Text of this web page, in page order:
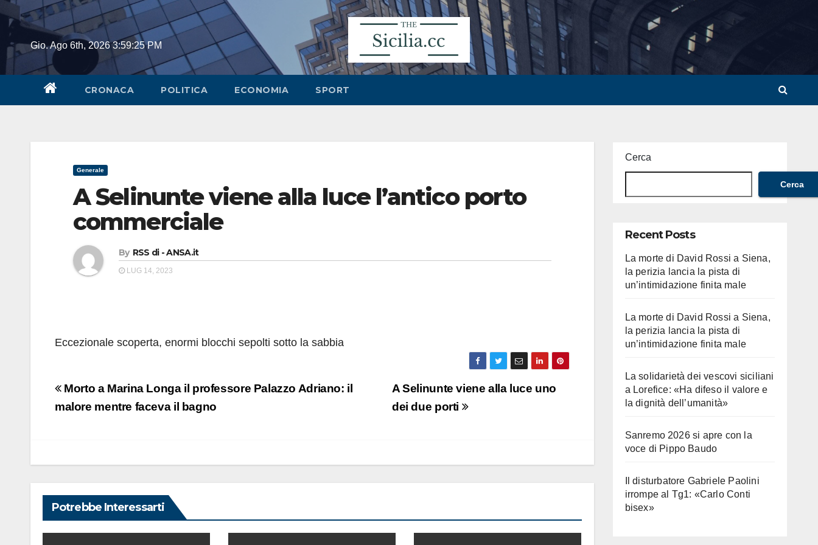
Skip
contentGio. Ago 6th, 20263:59:25 PM
CRONACA POLITICA ECONOMIA SPORT
Generale
A Selinunte viene alla luce l’antico porto
commerciale
By RSS di - ANSA.it
LUG 14, 2023
Eccezionale scoperta, enormi blocchi sepolti sotto la sabbia
Navigazione
articoli
A Selinunte viene alla luce uno
dei due porti
Morto a Marina Longa il professore Palazzo Adriano: il
malore mentre faceva il bagno
Potrebbe Interessarti
Cerca
Cerca
Recent Posts
La morte di David Rossi a Siena,
la perizia lancia la pista di
un’intimidazione finita male
La morte di David Rossi a Siena,
la perizia lancia la pista di
un’intimidazione finita male
La solidarietà dei vescovi siciliani
a Lorefice: «Ha difeso il valore e
la dignità dell’umanità»
Sanremo 2026 si apre con la
voce di Pippo Baudo
Il disturbatore Gabriele Paolini
irrompe al Tg1: «Carlo Conti
bisex»